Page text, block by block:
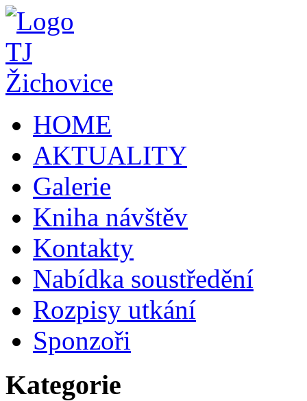
HOME
AKTUALITY
Galerie
Kniha návštěv
Kontakty
Nabídka soustředění
Rozpisy utkání
Sponzoři
Kategorie